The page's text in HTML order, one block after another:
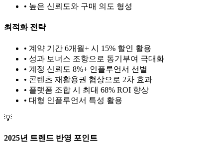
• 높은 신뢰도와 구매 의도 형성
최적화 전략
• 계약 기간 6개월+ 시 15% 할인 활용
• 성과 보너스 조항으로 동기부여 극대화
• 계정 신뢰도 8%+ 인플루언서 선별
• 콘텐츠 재활용권 협상으로 2차 효과
• 플랫폼 조합 시 최대 68% ROI 향상
• 대형 인플루언서 특성 활용
💡
2025년 트렌드 반영 포인트